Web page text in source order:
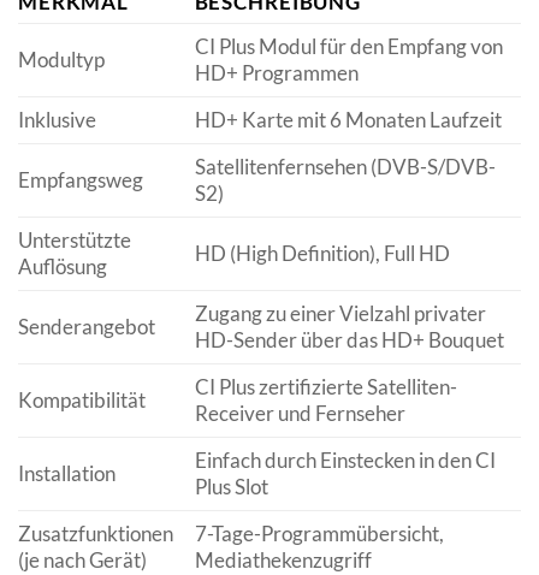
Modultyp
CI Plus Modul für den Empfang von
HD+ Programmen
Inklusive
HD+ Karte mit 6 Monaten Laufzeit
Empfangsweg
Satellitenfernsehen (DVB-S/DVB-
S2)
Unterstützte
Auflösung
HD (High Definition), Full HD
Senderangebot
Zugang zu einer Vielzahl privater
HD-Sender über das HD+ Bouquet
Kompatibilität
CI Plus zertifizierte Satelliten-
Receiver und Fernseher
Installation
Einfach durch Einstecken in den CI
Plus Slot
Zusatzfunktionen
(je nach Gerät)
7-Tage-Programmübersicht,
Mediathekenzugriff